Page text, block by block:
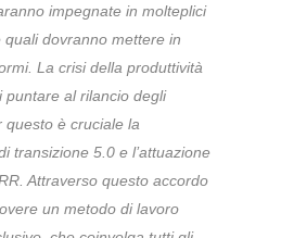
impegnate in molteplici
quali dovranno mettere in
La crisi della produttività
puntare al rilancio degli
questo è cruciale la
transizione 5.0 e l’attuazione
Attraverso questo accordo
un metodo di lavoro